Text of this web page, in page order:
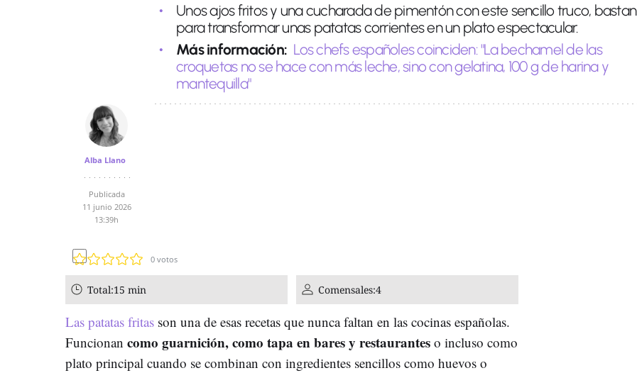
Unos ajos fritos y una cucharada de pimentón con este sencillo truco, bastan
para transformar unas patatas corrientes en un plato espectacular.
Más información: Los chefs españoles coinciden: "La bechamel de las
croquetas no se hace con más leche, sino con gelatina, 100 g de harina y
mantequilla"
Alba Llano
Publicada
11 junio 2026
13:39h
0 votos
Total:15 min Comensales:4
Las patatas fritas son una de esas recetas que nunca faltan en las cocinas españolas.
Funcionan como guarnición, como tapa en bares y restaurantes o incluso como
plato principal cuando se combinan con ingredientes sencillos como huevos o